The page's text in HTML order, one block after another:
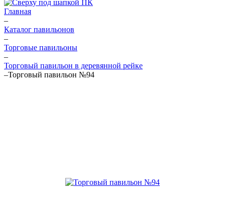
Главная
–
Каталог павильонов
–
Торговые павильоны
–
Торговый павильон в деревянной рейке
–Торговый павильон №94